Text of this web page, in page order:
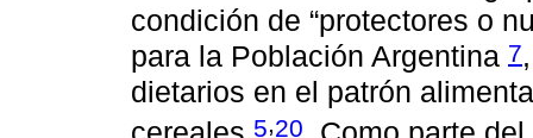
condición de “protectores o
para la Población Argentina 7
dietarios en el patrón
5,20